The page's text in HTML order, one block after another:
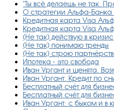
"Ты всё делаешь не так.
О стратегии Альфа-
Кредитная карта Visa
Кредитная карта Visa
(Не так) действую в кризис
(Не так) понимаю тренды
(Не так) строю
Ипотека - это свобода
Иван Ургант и щенята.
Иван Ургант. Кредит по
Бесплатный счёт для
Бесплатный счёт для
Иван Ургант: с быком и в